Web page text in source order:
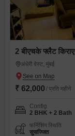
2 बीएचके फ्लैट
अंधेरी वेस्ट, मुंबई
₹ 62,000 / प्रति महीने
Config
2 BHK + 2 Bath
फर्निशिंग स्थिति
सुसज्जित